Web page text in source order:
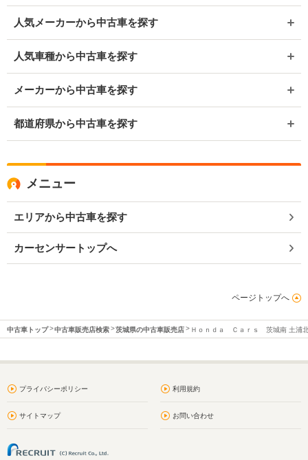
人気メーカーから中古車を探す
人気車種から中古車を探す
メーカーから中古車を探す
都道府県から中古車を探す
メニュー
エリアから中古車を探す
カーセンサートップへ
ページトップへ
中古車トップ 中古車販売店検索 茨城県の中古車販売店 Ｈｏｎｄａ Ｃａｒｓ 茨城南 土浦
プライバシーポリシー 利用規約
サイトマップ お問い合わせ